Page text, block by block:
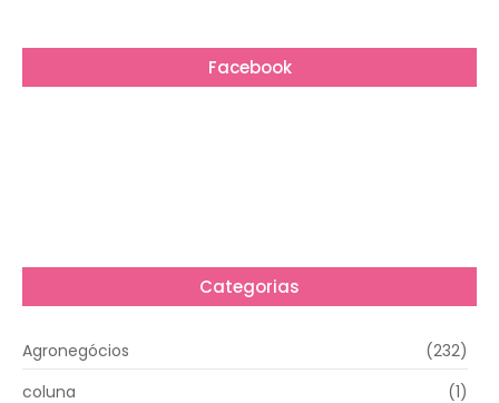
Facebook
Categorias
Agronegócios
(232)
coluna
(1)